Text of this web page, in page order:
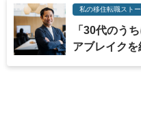
私の移住転職スト
「30代のう
アブレイク